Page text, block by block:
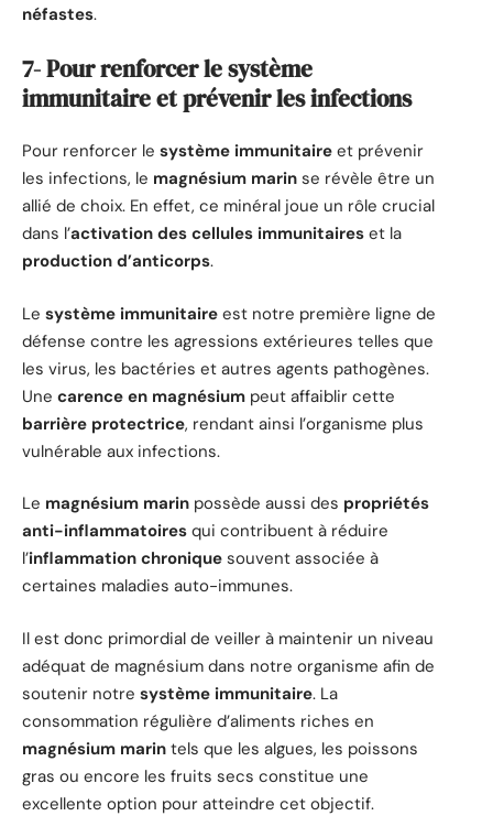
néfastes.
7- Pour renforcer le système
immunitaire et prévenir les infections
Pour renforcer le système immunitaire et prévenir
les infections, le magnésium marin se révèle être un
allié de choix. En effet, ce minéral joue un rôle crucial
dans l’activation des cellules immunitaires et la
production d’anticorps.
Le système immunitaire est notre première ligne de
défense contre les agressions extérieures telles que
les virus, les bactéries et autres agents pathogènes.
Une carence en magnésium peut affaiblir cette
barrière protectrice, rendant ainsi l’organisme plus
vulnérable aux infections.
Le magnésium marin possède aussi des propriétés
anti-inflammatoires qui contribuent à réduire
l’inflammation chronique souvent associée à
certaines maladies auto-immunes.
Il est donc primordial de veiller à maintenir un niveau
adéquat de magnésium dans notre organisme afin de
soutenir notre système immunitaire. La
consommation régulière d’aliments riches en
magnésium marin tels que les algues, les poissons
gras ou encore les fruits secs constitue une
excellente option pour atteindre cet objectif.